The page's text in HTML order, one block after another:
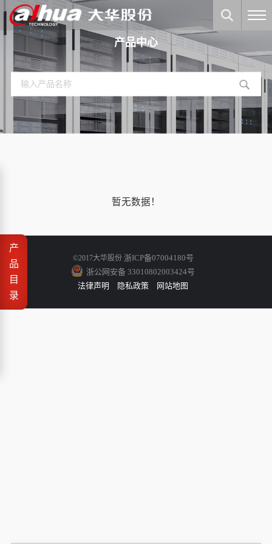
产品中心
产
品
目
录
暂无数据！
©2017大华股份 浙ICP备07004180号
浙公网安备 33010802003424号
法律声明
隐私政策 网站地图